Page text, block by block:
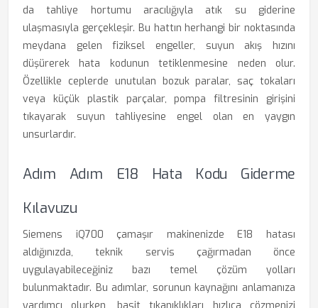
da tahliye hortumu aracılığıyla atık su giderine
ulaşmasıyla gerçekleşir. Bu hattın herhangi bir noktasında
meydana gelen fiziksel engeller, suyun akış hızını
düşürerek hata kodunun tetiklenmesine neden olur.
Özellikle ceplerde unutulan bozuk paralar, saç tokaları
veya küçük plastik parçalar, pompa filtresinin girişini
tıkayarak suyun tahliyesine engel olan en yaygın
unsurlardır.
Adım Adım E18 Hata Kodu Giderme
Kılavuzu
Siemens iQ700 çamaşır makinenizde E18 hatası
aldığınızda, teknik servis çağırmadan önce
uygulayabileceğiniz bazı temel çözüm yolları
bulunmaktadır. Bu adımlar, sorunun kaynağını anlamanıza